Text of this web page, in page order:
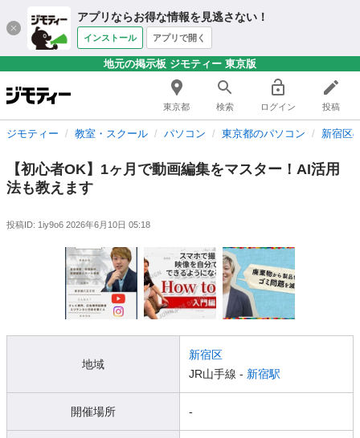
アプリならお得な情報を見逃さない！
インストール アプリで開く
地元の掲示板 ジモティー 東京版
東京都 検索 ログイン 投稿
ジモティー 教室・スクール パソコン 東京都のパソコン 新宿区
【初心者OK】1ヶ月で動画編集をマスター！AI活用
法も教えます
投稿ID: 1iy9o6 2026年6月10日 05:18
地域
新宿区
JR山手線 - 新宿駅
開催場所 -